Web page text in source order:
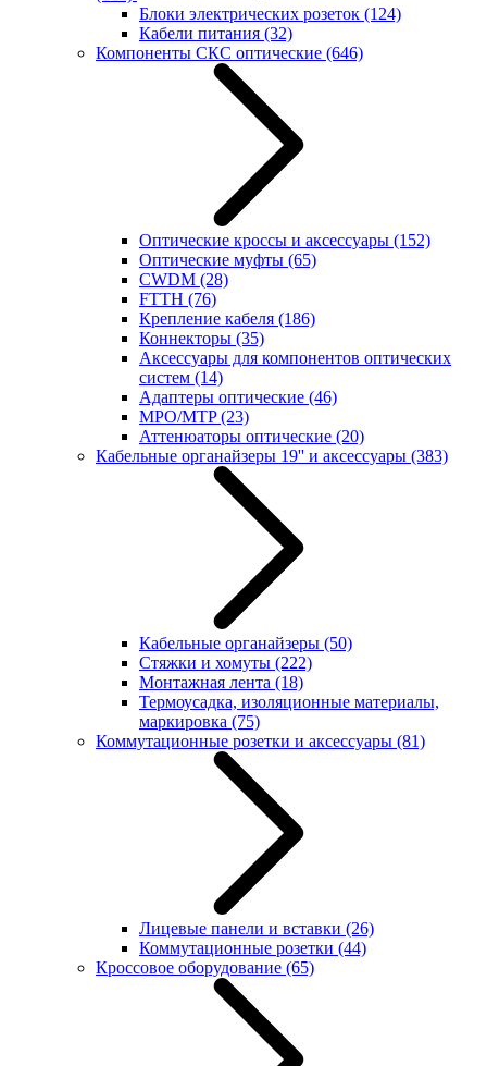
Блоки электрических розеток (124)
Кабели питания (32)
Компоненты СКС оптические (646)
Оптические кроссы и аксессуары (152)
Оптические муфты (65)
CWDM (28)
FTTH (76)
Крепление кабеля (186)
Коннекторы (35)
Аксессуары для компонентов оптических
систем (14)
Адаптеры оптические (46)
MPO/MTP(23)
Аттенюаторы оптические (20)
Кабельные органайзеры 19'' и аксессуары (383)
Кабельные органайзеры (50)
Стяжки и хомуты (222)
Монтажная лента (18)
Термоусадка, изоляционные материалы,
маркировка (75)
Коммутационные розетки и аксессуары (81)
Лицевые панели и вставки (26)
Коммутационные розетки (44)
Кроссовое оборудование (65)